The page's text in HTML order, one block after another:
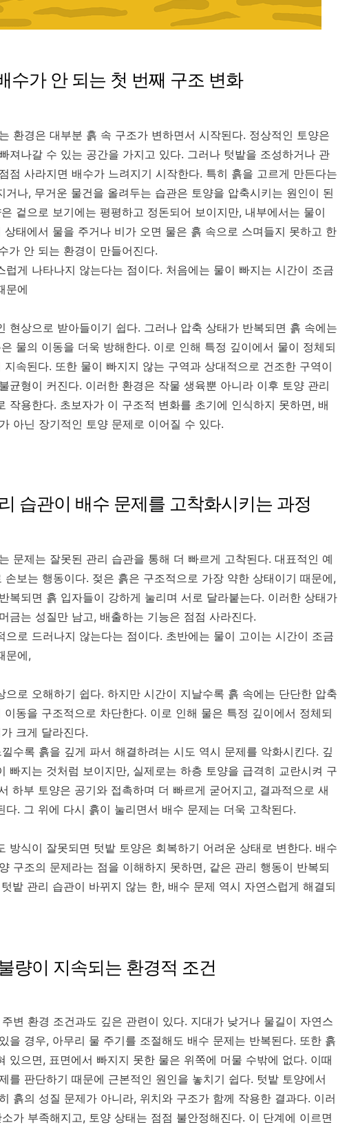
수가 안 되는 첫 번째 구조 변화
환경은 대부분 흙 속 구조가 변하면서 시작된다. 정상적인 토양은
져나갈 수 있는 공간을 가지고 있다. 그러나 텃밭을 조성하거나 관
점 사라지면 배수가 느려지기 시작한다. 특히 흙을 고르게 만든다는
거나, 무거운 물건을 올려두는 습관은 토양을 압축시키는 원인이 된
겉으로 보기에는 평평하고 정돈되어 보이지만, 내부에서는 물이
태에서 물을 주거나 비가 오면 물은 흙 속으로 스며들지 못하고 한
가 안 되는 환경이 만들어진다.
럽게 나타나지 않는다는 점이다. 처음에는 물이 빠지는 시간이 조금
문에
현상으로 받아들이기 쉽다. 그러나 압축 상태가 반복되면 흙 속에는
물의 이동을 더욱 방해한다. 이로 인해 특정 깊이에서 물이 정체되
속된다. 또한 물이 빠지지 않는 구역과 상대적으로 건조한 구역이
균형이 커진다. 이러한 환경은 작물 생육뿐 아니라 이후 토양 관리
작용한다. 초보자가 이 구조적 변화를 초기에 인식하지 못하면, 배
아닌 장기적인 토양 문제로 이어질 수 있다.
습관이 배수 문제를 고착화시키는 과정
문제는 잘못된 관리 습관을 통해 더 빠르게 고착된다. 대표적인 예
보는 행동이다. 젖은 흙은 구조적으로 가장 약한 상태이기 때문에,
복되면 흙 입자들이 강하게 눌리며 서로 달라붙는다. 이러한 상태가
금는 성질만 남고, 배출하는 기능은 점점 사라진다.
으로 드러나지 않는다는 점이다. 초반에는 물이 고이는 시간이 조금
문에,
으로 오해하기 쉽다. 하지만 시간이 지날수록 흙 속에는 단단한 압축
동을 구조적으로 차단한다. 이로 인해 물은 특정 깊이에서 정체되
크게 달라진다.
수록 흙을 깊게 파서 해결하려는 시도 역시 문제를 악화시킨다. 깊
빠지는 것처럼 보이지만, 실제로는 하층 토양을 급격히 교란시켜 구
하부 토양은 공기와 접촉하며 더 빠르게 굳어지고, 결과적으로 새
다. 그 위에 다시 흙이 눌리면서 배수 문제는 더욱 고착된다.
방식이 잘못되면 텃밭 토양은 회복하기 어려운 상태로 변한다. 배수
구조의 문제라는 점을 이해하지 못하면, 같은 관리 행동이 반복되
밭 관리 습관이 바뀌지 않는 한, 배수 문제 역시 자연스럽게 해결되
량이 지속되는 환경적 조건
변 환경 조건과도 깊은 관련이 있다. 지대가 낮거나 물길이 자연스
을 경우, 아무리 물 주기를 조절해도 배수 문제는 반복된다. 또한 흙
있으면, 표면에서 빠지지 못한 물은 위쪽에 머물 수밖에 없다. 이때
를 판단하기 때문에 근본적인 원인을 놓치기 쉽다. 텃밭 토양에서
흙의 성질 문제가 아니라, 위치와 구조가 함께 작용한 결과다. 이러
가 부족해지고, 토양 상태는 점점 불안정해진다. 이 단계에 이르면